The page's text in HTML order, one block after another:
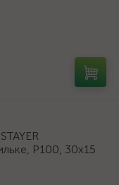
P100, 30х15